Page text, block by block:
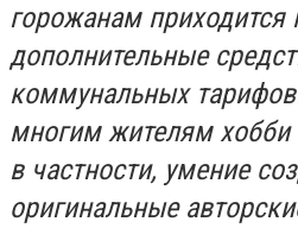
горожанам приходится
дополнительные
коммунальных
многим жителям хобби
в частности, умение
оригинальные